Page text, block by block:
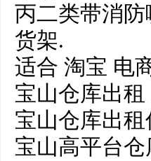
丙二类带消
货架.
适合 淘宝 电
宝山仓库出
宝山仓库出租
宝山高平台